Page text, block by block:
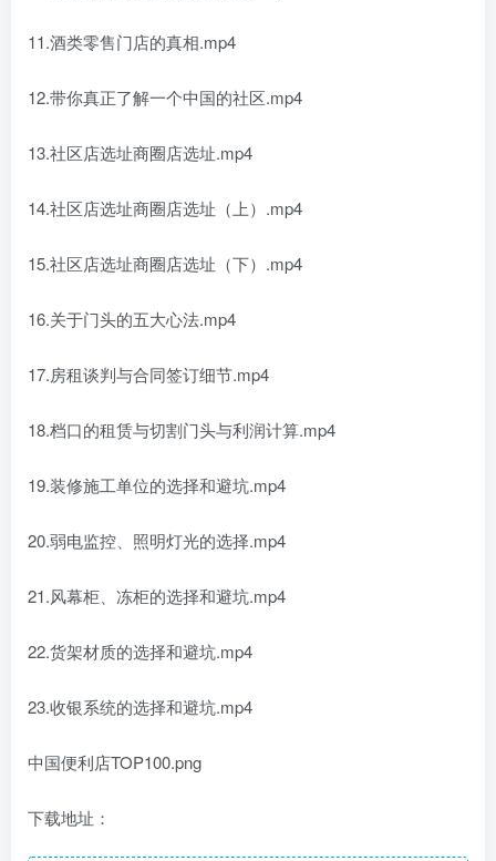
11.酒类零售门店的真相.mp4
12.带你真正了解一个中国的社区.mp4
13.社区店选址商圈店选址.mp4
14.社区店选址商圈店选址（上）.mp4
15.社区店选址商圈店选址（下）.mp4
16.关于门头的五大心法.mp4
17.房租谈判与合同签订细节.mp4
18.档口的租赁与切割门头与利润计算.mp4
19.装修施工单位的选择和避坑.mp4
20.弱电监控、照明灯光的选择.mp4
21.风幕柜、冻柜的选择和避坑.mp4
22.货架材质的选择和避坑.mp4
23.收银系统的选择和避坑.mp4
中国便利店TOP100.png
下载地址：